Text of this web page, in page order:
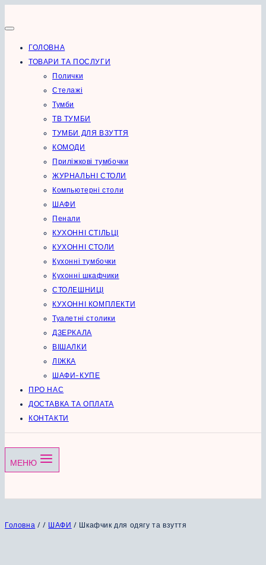
до
ГОЛОВНА
ТОВАРИ ТА ПОСЛУГИ
Полички
Стелажі
Тумби
ТВ ТУМБИ
ТУМБИ ДЛЯ ВЗУТТЯ
КОМОДИ
Приліжкові тумбочки
ЖУРНАЛЬНІ СТОЛИ
Компьютерні столи
ШАФИ
Пенали
КУХОННІ СТІЛЬЦІ
КУХОННІ СТОЛИ
Кухонні тумбочки
Кухонні шкафчики
СТОЛЕШНИЦІ
КУХОННІ КОМПЛЕКТИ
Туалетні столики
ДЗЕРКАЛА
ВІШАЛКИ
ЛІЖКА
ШАФИ-КУПЕ
ПРО НАС
ДОСТАВКА ТА ОПЛАТА
КОНТАКТИ
МЕНЮ
Головна / / ШАФИ / Шкафчик для одягу та взуття